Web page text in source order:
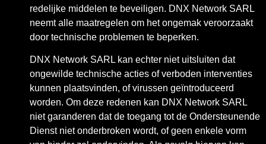
redelijke middelen te beveiligen. DNX Network SARL
neemt alle maatregelen om het ongemak veroorzaakt
door technische problemen te beperken.
DNX Network SARL kan echter niet uitsluiten dat
ongewilde technische acties of verboden interventies
kunnen plaatsvinden, of virussen geïntroduceerd
worden. Om deze redenen kan DNX Network SARL
niet garanderen dat de toegang tot de Ondersteunende
Dienst niet onderbroken wordt, of geen enkele vorm